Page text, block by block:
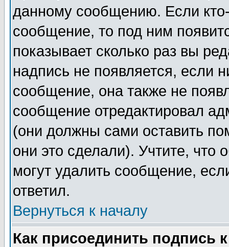
данному сообщению. Если
сообщение, то под ним
показывает сколько раз вы
надпись не появляется, если
сообщение, она также не
сообщение отредактировал
(они должны сами оставить
они это сделали). Учтите, что
могут удалить сообщение,
ответил.
Вернуться к началу
Как присоединить подпись